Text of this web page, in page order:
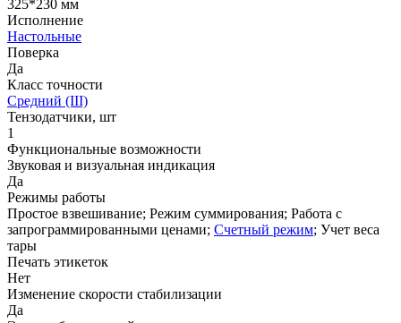
325*230 мм
Исполнение
Настольные
Поверка
Да
Класс точности
Средний (III)
Тензодатчики, шт
1
Функциональные возможности
Звуковая и визуальная индикация
Да
Режимы работы
Простое взвешивание; Режим суммирования; Работа с
запрограммированными ценами; Счетный режим; Учет веса
тары
Печать этикеток
Нет
Изменение скорости стабилизации
Да